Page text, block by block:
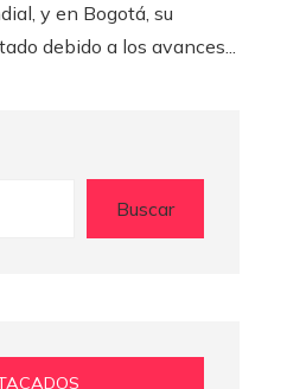
y en Bogotá, su
debido a los avances...
Buscar